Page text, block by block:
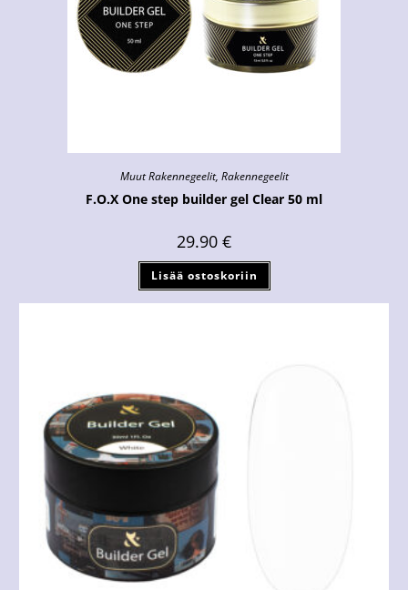
Muut Rakennegeelit, Rakennegeelit
F.O.X One step builder gel Clear 50 ml
29.90 €
Lisää ostoskoriin